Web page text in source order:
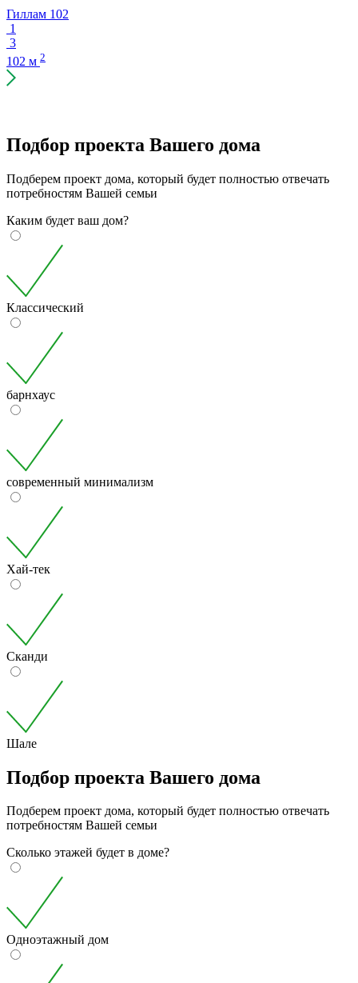
Гиллам 102
1
3
102 м 2
Подбор проекта Вашего дома
Подберем проект дома, который будет полностью отвечать
потребностям Вашей семьи
Каким будет ваш дом?
Классический
барнхаус
современный минимализм
Хай-тек
Сканди
Шале
Подбор проекта Вашего дома
Подберем проект дома, который будет полностью отвечать
потребностям Вашей семьи
Сколько этажей будет в доме?
Одноэтажный дом